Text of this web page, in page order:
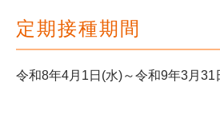
定期接種期間
令和8年4月1日(水)～令和9年3月31